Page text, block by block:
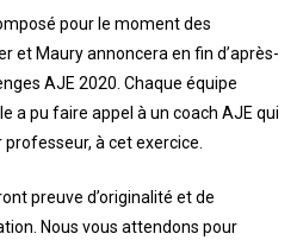
pour le moment des
et Maury annoncera en fin d’après-
AJE 2020. Chaque équipe
a pu faire appel à un coach AJE qui
professeur, à cet exercice.
preuve d’originalité et de
Nous vous attendons pour